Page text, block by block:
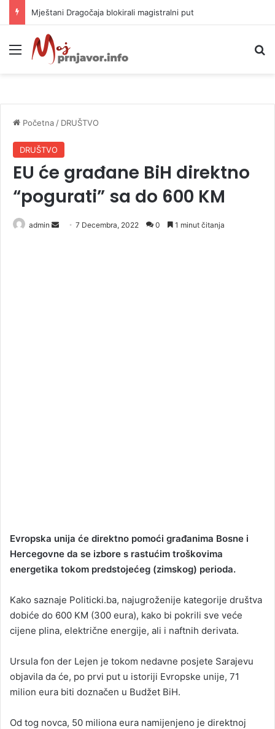
Helikopter ponovo gasi vatru u selima kod Trebinja
Meni
Početna / DRUŠTVO
DRUŠTVO
EU će građane BiH direktno
“pogurati” sa do 600 KM
admin 7 Decembra, 2022 0 1 minut čitanja
Evropska unija će direktno pomoći građanima Bosne i
Hercegovne da se izbore s rastućim troškovima
energetika tokom predstojećeg (zimskog) perioda.
Kako saznaje Politicki.ba, najugroženije kategorije društva
dobiće do 600 KM (300 eura), kako bi pokrili sve veće
cijene plina, električne energije, ali i naftnih derivata.
Ursula fon der Lejen je tokom nedavne posjete Sarajevu
objavila da će, po prvi put u istoriji Evropske unije, 71
milion eura biti doznačen u Budžet BiH.
Od tog novca, 50 miliona eura namijenjeno je direktnoj